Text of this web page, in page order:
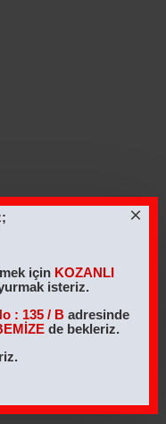
için KOZANLI
isteriz.
: 135 / B adresinde
de bekleriz.